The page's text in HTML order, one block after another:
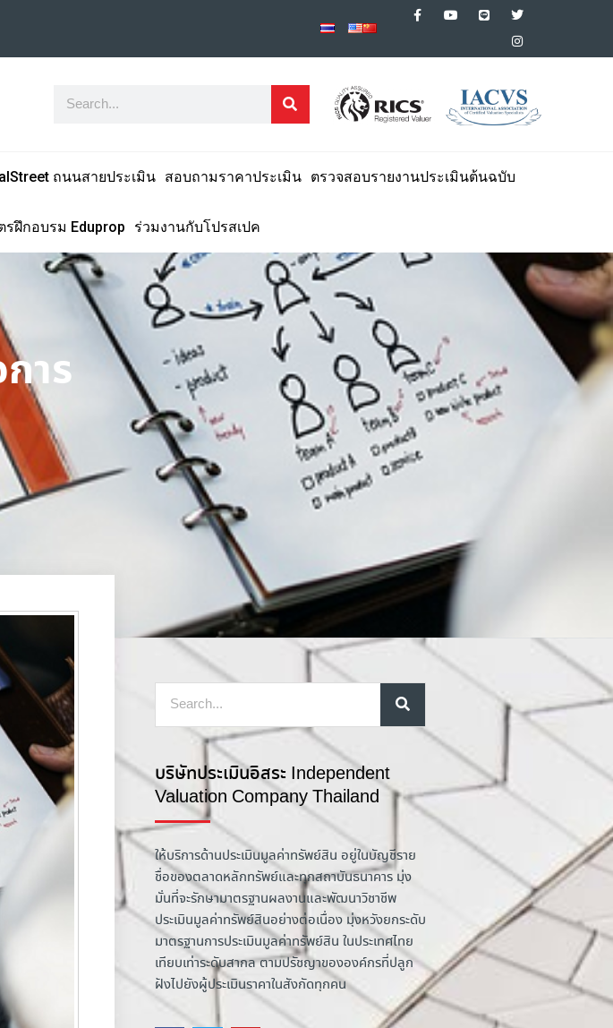
ถนนสายประเมิน สอบถามราคาประเมิน ตรวจสอบรายงานประเมินต้นฉบับ
ฝึกอบรม Eduprop ร่วมงานกับโปรสเปค
าร
บริษัทประเมินอิสระ Independent
Valuation Company Thailand
ให้บริการด้านประเมินมูลค่าทรัพย์สิน อยู่ในบัญชีราย
ชื่อของตลาดหลักทรัพย์และทุกสถาบันธนาคาร มุ่ง
มั่นที่จะรักษามาตรฐานผลงานและพัฒนาวิชาชีพ
ประเมินมูลค่าทรัพย์สินอย่างต่อเนื่อง มุ่งหวังยกระดับ
มาตรฐานการประเมินมูลค่าทรัพย์สิน ในประเทศไทย
เทียบเท่าระดับสากล ตามปรัชญาขององค์กรที่ปลูก
ฝังไปยังผู้ประเมินราคาในสังกัดทุกคน